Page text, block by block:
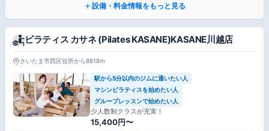
設備・料金情報をもっと見る
ピラティス カサネ (Pilates KASANE)KASANE川越店
さいたま市西区役所から8818m
駅から5分以内のジムに通いたい人
マシンピラティスを始めたい人
グループレッスンで始めたい人
少人数制クラスが充実！
15,400円〜